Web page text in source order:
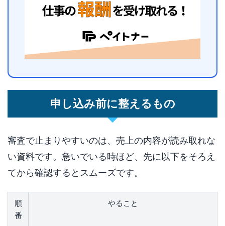
申し込み前に整えるもの
審査で止まりやすいのは、売上の内容が読み取れな
い資料です。急いでいる時ほど、先に以下をそろえ
てから確認するとスムーズです。
順
番
やること